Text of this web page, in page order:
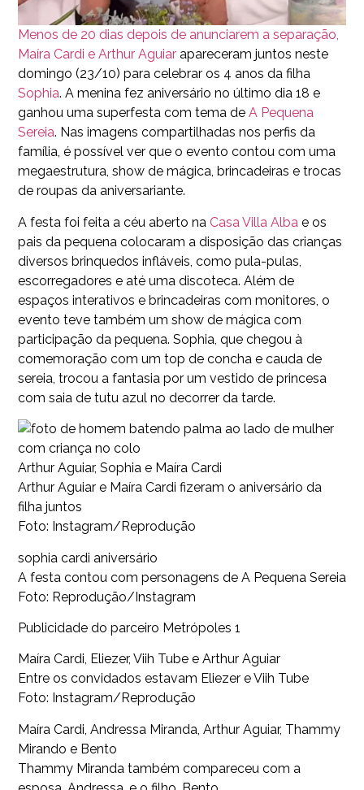
Menos de 20 dias depois de anunciarem a separação,
Maíra Cardi e Arthur Aguiar apareceram juntos neste
domingo (23/10) para celebrar os 4 anos da filha
Sophia. A menina fez aniversário no último dia 18 e
ganhou uma superfesta com tema de A Pequena
Sereia. Nas imagens compartilhadas nos perfis da
família, é possível ver que o evento contou com uma
megaestrutura, show de mágica, brincadeiras e trocas
de roupas da aniversariante.
A festa foi feita a céu aberto na Casa Villa Alba e os
pais da pequena colocaram a disposição das crianças
diversos brinquedos infláveis, como pula-pulas,
escorregadores e até uma discoteca. Além de
espaços interativos e brincadeiras com monitores, o
evento teve também um show de mágica com
participação da pequena. Sophia, que chegou à
comemoração com um top de concha e cauda de
sereia, trocou a fantasia por um vestido de princesa
com saia de tutu azul no decorrer da tarde.
Arthur Aguiar, Sophia e Maíra Cardi
Arthur Aguiar e Maíra Cardi fizeram o aniversário da
filha juntos
Foto: Instagram/Reprodução
sophia cardi aniversário
A festa contou com personagens de A Pequena Sereia
Foto: Reprodução/Instagram
Publicidade do parceiro Metrópoles 1
Maíra Cardi, Eliezer, Viih Tube e Arthur Aguiar
Entre os convidados estavam Eliezer e Viih Tube
Foto: Instagram/Reprodução
Maíra Cardi, Andressa Miranda, Arthur Aguiar, Thammy
Mirando e Bento
Thammy Miranda também compareceu com a